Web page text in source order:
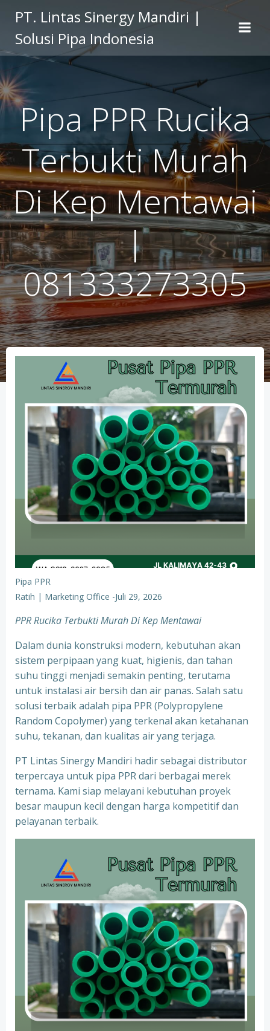
to
content
PT. Lintas Sinergy Mandiri |
Solusi Pipa Indonesia
Pipa PPR Rucika
Terbukti Murah
Di Kep Mentawai
|
081333273305
Pipa PPR
Ratih | Marketing Office -Juli 29, 2026
PPR Rucika Terbukti Murah Di Kep Mentawai
Dalam dunia konstruksi modern, kebutuhan akan
sistem perpipaan yang kuat, higienis, dan tahan
suhu tinggi menjadi semakin penting, terutama
untuk instalasi air bersih dan air panas. Salah satu
solusi terbaik adalah pipa PPR (Polypropylene
Random Copolymer) yang terkenal akan ketahanan
suhu, tekanan, dan kualitas air yang terjaga.
PT Lintas Sinergy Mandiri hadir sebagai distributor
terpercaya untuk pipa PPR dari berbagai merek
ternama. Kami siap melayani kebutuhan proyek
besar maupun kecil dengan harga kompetitif dan
pelayanan terbaik.